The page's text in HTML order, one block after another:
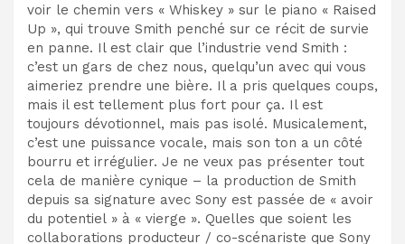
voir le chemin vers « Whiskey » sur le piano « Raised
Up », qui trouve Smith penché sur ce récit de survie
en panne. Il est clair que l’industrie vend Smith :
c’est un gars de chez nous, quelqu’un avec qui vous
aimeriez prendre une bière. Il a pris quelques coups,
mais il est tellement plus fort pour ça. Il est
toujours dévotionnel, mais pas isolé. Musicalement,
c’est une puissance vocale, mais son ton a un côté
bourru et irrégulier. Je ne veux pas présenter tout
cela de manière cynique – la production de Smith
depuis sa signature avec Sony est passée de « avoir
du potentiel » à « vierge ». Quelles que soient les
collaborations producteur / co-scénariste que Sony